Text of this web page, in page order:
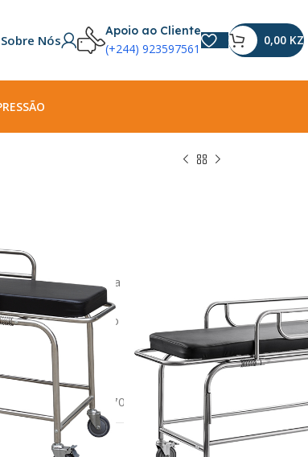
Sobre Nós
Apoio ao Cliente
(+244) 923597561
0,00 KZ
de espessura retardante de
sistema mecânico
1960x600x770mm
0-75°